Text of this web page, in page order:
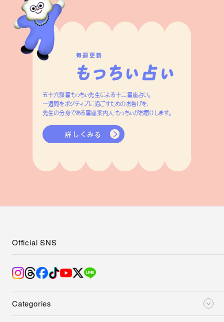
毎週更新
五十六謀星もっちぃ先生による十二星座占い。
一週間をポジティブに過ごすためのお告げを、
先生の分身である星座案内人・もっちぃがお届けします。
詳しくみる
Categories
Official SNS